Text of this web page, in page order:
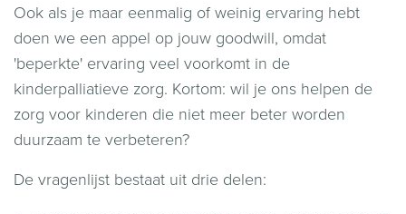
Ook als je maar eenmalig of weinig ervaring hebt
doen we een appel op jouw goodwill, omdat
'beperkte' ervaring veel voorkomt in de
kinderpalliatieve zorg. Kortom: wil je ons helpen de
zorg voor kinderen die niet meer beter worden
duurzaam te verbeteren?
De vragenlijst bestaat uit drie delen: